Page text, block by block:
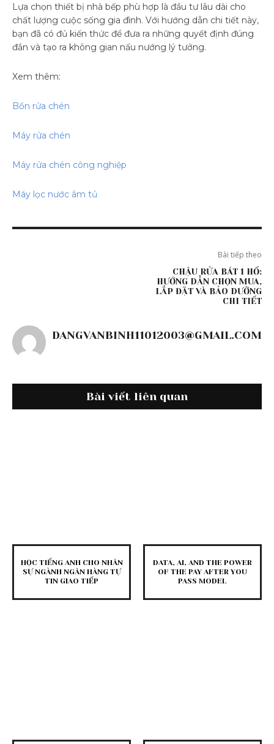
Lựa chọn thiết bị nhà bếp phù hợp là đầu tư lâu dài cho
chất lượng cuộc sống gia đình. Với hướng dẫn chi tiết này,
bạn đã có đủ kiến thức để đưa ra những quyết định đúng
đắn và tạo ra không gian nấu nướng lý tưởng.
Xem thêm:
Bồn rửa chén
Máy rửa chén
Máy rửa chén công nghiệp
Máy lọc nước âm tủ
Bài tiếp theo
CHẬU RỬA BÁT 1 HỐ:
HƯỚNG DẪN CHỌN MUA,
LẮP ĐẶT VÀ BẢO DƯỠNG
CHI TIẾT
DANGVANBINH11012003@GMAIL.COM
Bài viết liên quan
HỌC TIẾNG ANH CHO NHÂN
SỰ NGÀNH NGÂN HÀNG TỰ
TIN GIAO TIẾP
DATA, AI, AND THE POWER
OF THE PAY AFTER YOU
PASS MODEL